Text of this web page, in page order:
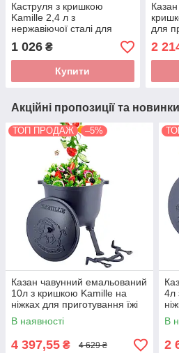
Каструля з кришкою
Kamille 2,4 л з
нержавіючої сталі для
приготування їжі для
індукції і газу KM-5854
1 026 ₴
Купити
для
вогні
2
Акційні пропозиції та новинки
ТОП ПРОДАЖ –5%
Казан чавунний емальований
10л з кришкою Kamille на
ніжках для приготування їжі
на вогні і плити KM-4802M
В наявності
4 397,55 ₴ 4 629 ₴
4л
на
В
2